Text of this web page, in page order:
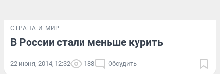
СТРАНА И МИР
В России стали меньше курить
22 июня, 2014, 12:32 188 Обсудить